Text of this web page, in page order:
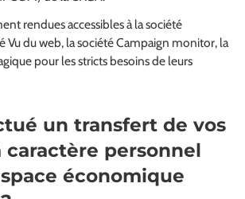
rendues accessibles à la société
Vu du web, la société Campaign monitor, la
pour les stricts besoins de leurs
un transfert de vos
caractère personnel
économique